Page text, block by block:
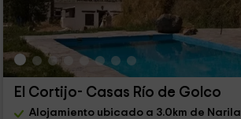
El Cortijo- Casas Río de Golco
Alojamiento ubicado a 3.0km de Narila